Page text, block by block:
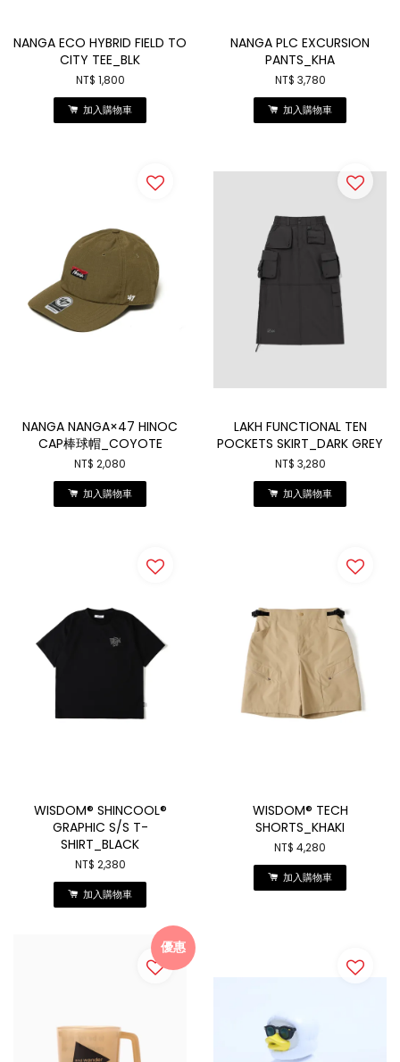
NANGA ECO HYBRID FIELD TO
CITY TEE_BLK
NT$ 1,800
加入購物車
NANGA PLC EXCURSION
PANTS_KHA
NT$ 3,780
加入購物車
NANGA NANGA×47 HINOC
CAP棒球帽_COYOTE
NT$ 2,080
加入購物車
LAKH FUNCTIONAL TEN
POCKETS SKIRT_DARK GREY
NT$ 3,280
加入購物車
WISDOM® SHINCOOL®
GRAPHIC S/S T-
SHIRT_BLACK
NT$ 2,380
加入購物車
WISDOM® TECH
SHORTS_KHAKI
NT$ 4,280
加入購物車
優惠